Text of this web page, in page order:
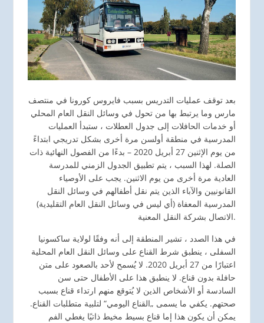
بعد توقف عمليات التدريس بسبب فايروس كورونا في منتصف
مارس وما يرتبط بها من تحول في وسائل النقل العام المحلي
أو خدمات الحافلات إلى جدول العطلات ، ستبدأ العمليات
المدرسية في منطقة أولسن مرة أخرى بشكل تدريجي ابتداءً
من يوم الإثنين 27 أبريل 2020 – بدءًا من الفصول النهائية ذات
الصلة. لهذا السبب ، يتم تطبيق الجدول الزمني للمدرسة
العادية مرة أخرى من يوم الاثنين. يجب على الأوصياء
القانونيين والآباء الذين يتم نقل أطفالهم في وسائل النقل
المدرسية المعفاة (أي ليس في وسائل النقل العام التقليدية)
الاتصال بشركة النقل المعنية.
في هذا الصدد ، تشير المنطقة إلى أنه وفقًا لولاية ساكسونيا
السفلى ، ينطبق شرط القناع على وسائل النقل العام المحلية
اعتبارًا من 27 أبريل 2020. لا يُسمح لأحد بالصعود على متن
حافلة بدون قناع. لا ينطبق هذا على الأطفال حتى سن
السادسة أو الأشخاص الذين لا يُتوقع منهم ارتداء قناع بسبب
صحتهم. يكفي ما يسمى „القناع اليومي“ لتلبية متطلبات القناع.
يمكن أن يكون هذا إما قناع بسيط مخيط ذاتيًا يغطي الفم